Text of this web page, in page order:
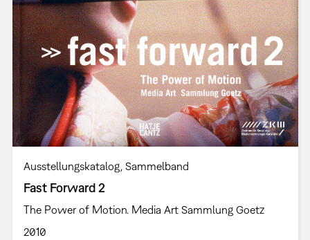
Ausstellungskatalog Sammelband
Fast Forward 2
The Power of Motion. Media Art Sammlung Goetz
2010